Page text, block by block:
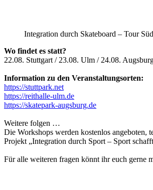
Integration durch Skateboard – Tour Süd
Wo findet es statt?
22.08. Stuttgart / 23.08. Ulm / 24.08.
Information zu den Veranstaltungsorten:
https://stuttpark.net
https://reithalle-ulm.de
https://skatepark-augsburg.de
Weitere folgen …
Die Workshops werden kostenlos angeboten,
Projekt „Integration durch Sport – Sport
Für alle weiteren fragen könnt ihr euch gerne